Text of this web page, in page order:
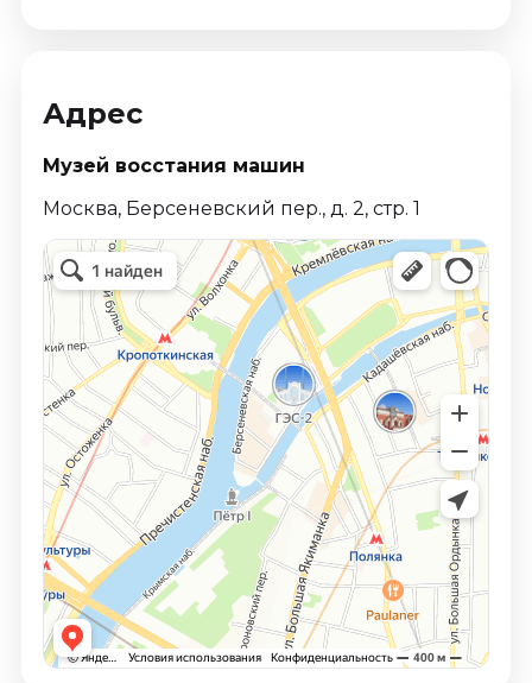
Адрес
Музей восстания машин
Москва, Берсеневский пер., д. 2, стр. 1